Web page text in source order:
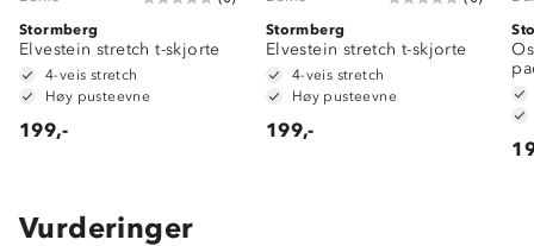
Stormberg
Elvestein stretch t-skjorte
4-veis stretch
Høy pusteevne
199,-
Stormberg
Elvestein stretch t-skjorte
4-veis stretch
Høy pusteevne
199,-
Vurderinger